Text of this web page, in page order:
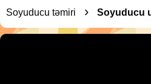
Soyuducu təmiri › Soyuducu